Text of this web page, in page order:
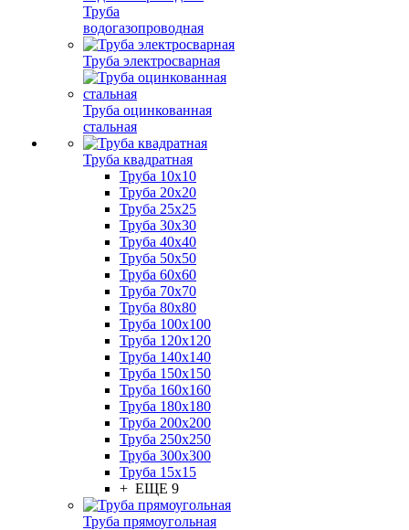
Труба
водогазопроводная
Труба электросварная
Труба оцинкованная
стальная
Труба квадратная
Труба 10x10
Труба 20x20
Труба 25x25
Труба 30x30
Труба 40x40
Труба 50x50
Труба 60x60
Труба 70x70
Труба 80x80
Труба 100x100
Труба 120x120
Труба 140x140
Труба 150x150
Труба 160x160
Труба 180x180
Труба 200x200
Труба 250x250
Труба 300x300
Труба 15x15
+ ЕЩЕ 9
Труба прямоугольная